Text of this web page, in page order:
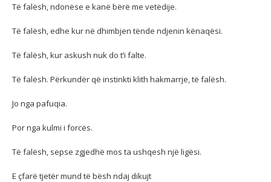
Të falësh, ndonëse e kanë bërë me vetëdije.
Të falësh, edhe kur në dhimbjen tënde ndjenin kënaqësi.
Të falësh, kur askush nuk do t’i falte.
Të falësh. Përkundër që instinkti klith hakmarrje, të falësh.
Jo nga pafuqia.
Por nga kulmi i forcës.
Të falësh, sepse zgjedhë mos ta ushqesh një ligësi.
E çfarë tjetër mund të bësh ndaj dikujt